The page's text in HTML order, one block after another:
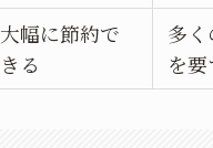
大幅に節約で
きる
多
を要